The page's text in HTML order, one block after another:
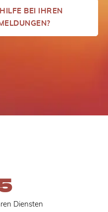
BEI IHREN
Diensten